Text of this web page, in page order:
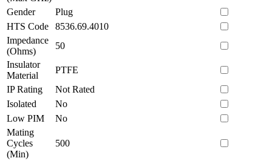
Gender
Plug
HTS Code
8536.69.4010
Impedance
(Ohms)
50
Insulator
Material
PTFE
IP Rating
Not Rated
Isolated
No
Low PIM
No
Mating
Cycles
(Min)
500